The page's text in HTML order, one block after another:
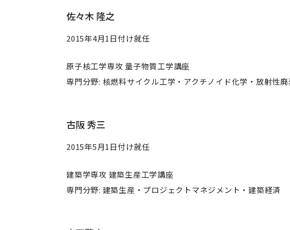
佐々木 隆之
2015年4月1日付け就任
原子核工学専攻 量子物質工学講座
専門分野: 核燃料サイクル工学・アクチノイド化学・放射性
古阪 秀三
2015年5月1日付け就任
建築学専攻 建築生産工学講座
専門分野: 建築生産・プロジェクトマネジメント・建築経済